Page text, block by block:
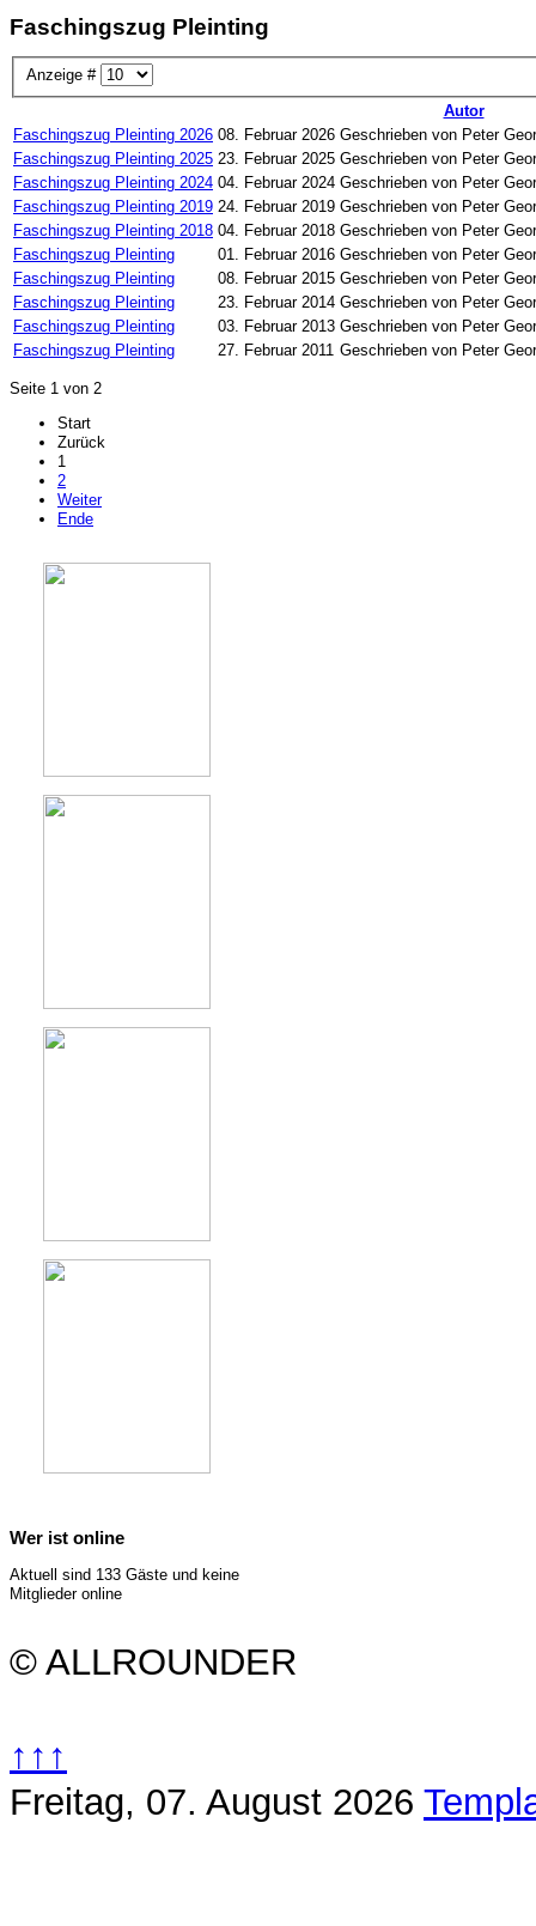
Faschingszug Pleinting
Anzeige #
Autor
Faschingszug Pleinting 2026 08. Februar 2026 Geschrieben von Peter
Faschingszug Pleinting 2025 23. Februar 2025 Geschrieben von Peter
Faschingszug Pleinting 2024 04. Februar 2024 Geschrieben von Peter
Faschingszug Pleinting 2019 24. Februar 2019 Geschrieben von Peter
Faschingszug Pleinting 2018 04. Februar 2018 Geschrieben von Peter
Faschingszug Pleinting
01. Februar 2016 Geschrieben von Peter
Faschingszug Pleinting
08. Februar 2015 Geschrieben von Peter
Faschingszug Pleinting
23. Februar 2014 Geschrieben von Peter
Faschingszug Pleinting
03. Februar 2013 Geschrieben von Peter
Faschingszug Pleinting
27. Februar 2011 Geschrieben von Peter
Seite 1 von 2
Start
Zurück
1
2
Weiter
Ende
Wer ist online
Aktuell sind 133 Gäste und keine
Mitglieder online
© ALLROUNDER
↑↑↑
Freitag, 07. August 2026